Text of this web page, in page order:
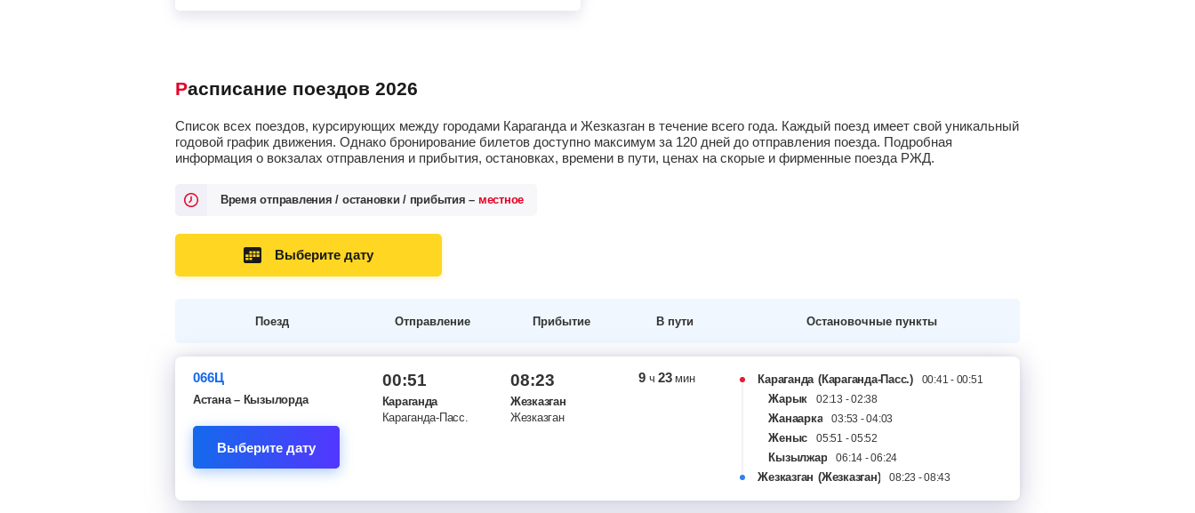
Расписание поездов 2026
Список всех поездов, курсирующих между городами Караганда и Жезказган в течение всего года. Каждый поезд имеет свой уникальный
годовой график движения. Однако бронирование билетов доступно максимум за 120 дней до отправления поезда. Подробная
информация о вокзалах отправления и прибытия, остановках, времени в пути, ценах на скорые и фирменные поезда РЖД.
Время отправления / остановки / прибытия – местное
Выберите дату
Поезд Отправление Прибытие В пути Остановочные пункты
066Ц
Астана – Кызылорда
Выберите дату
00:51
Караганда
Караганда-Пасс.
08:23
Жезказган
Жезказган
9 ч 23 мин Караганда (Караганда-Пасс.) 00:41 - 00:51
Жарык 02:13 - 02:38
Жанаарка 03:53 - 04:03
Женыс 05:51 - 05:52
Кызылжар 06:14 - 06:24
Жезказган (Жезказган) 08:23 - 08:43